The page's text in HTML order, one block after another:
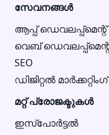
സേവനങ്ങൾ
ആപ്പ് ഡെവലപ്പ്മെന്റ്
വെബ്
SEO
ഡിജിറ്റൽ മാർക്കറ്റിംഗ്
മറ്റ് പ്രോജക്ടുകൾ
ഇസ്‌പോർട്ടൽ